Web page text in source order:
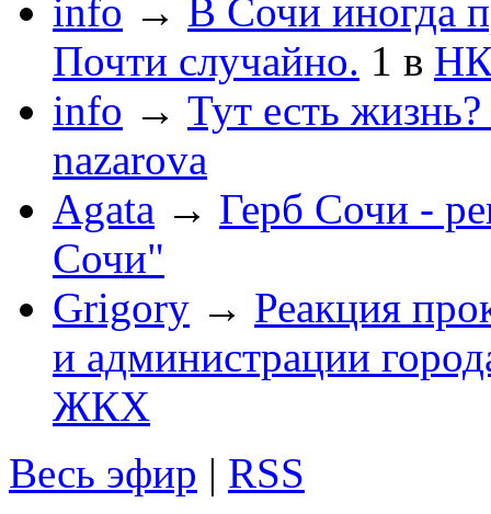
info → В Сочи иногда
Почти случайно. 1 в
info → Тут есть
nazarova
Agata → Герб Сочи -
Сочи"
Grigory → Реакция
и администрации
ЖКХ
Весь эфир | RSS